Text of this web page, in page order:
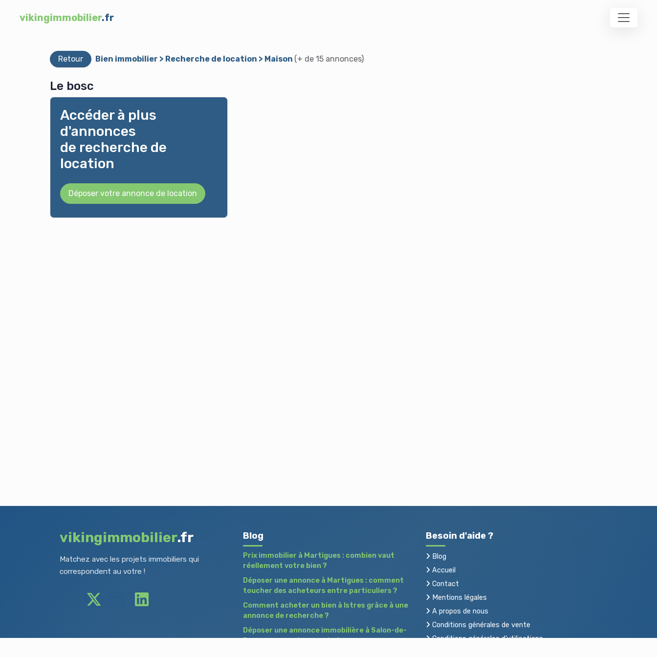
vikingimmobilier.fr
Retour Bien immobilier > Recherche de location > Maison (+ de 15 annonces)
Le bosc
Accéder à plus
d'annonces
de recherche de
location
Déposer votre annonce de location
vikingimmobilier.fr
Matchez avec les projets immobiliers qui
correspondent au votre !
Blog
Prix immobilier à Martigues : combien vaut
réellement votre bien ?
Déposer une annonce à Martigues : comment
toucher des acheteurs entre particuliers ?
Comment acheter un bien à Istres grâce à une
annonce de recherche ?
Déposer une annonce immobilière à Salon-de-
Provence : vendre ou acheter sans agence
Besoin d'aide ?
Blog
Accueil
Contact
Mentions légales
A propos de nous
Conditions générales de vente
Conditions générales d'utilisations